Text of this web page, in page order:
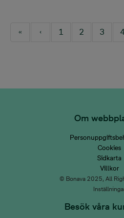
Previous page
Page
1
Page
2
Page
3
Om
Cookies
Sidkarta
Villkor
© Bonava 2025, All
Besök våra